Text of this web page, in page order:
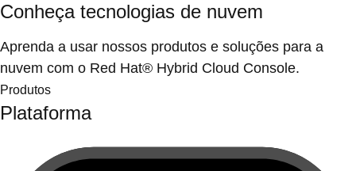
Conheça tecnologias de nuvem
Aprenda a usar nossos produtos e soluções para a
nuvem com o Red Hat® Hybrid Cloud Console.
Produtos
Plataforma